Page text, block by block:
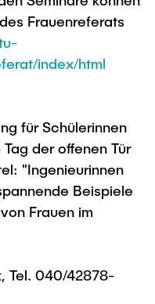
Frauenreferats
index/html
für Schülerinnen
der offenen Tür
"Ingenieurinnen
Beispiele
Frauen im
Tel. 040/42878-